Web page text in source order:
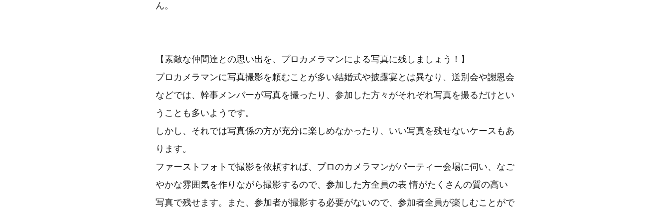
ん。
【素敵な仲間達との思い出を、プロカメラマンによる写真に残しましょう！】
プロカメラマンに写真撮影を頼むことが多い結婚式や披露宴とは異なり、送別会や謝恩会
などでは、幹事メンバーが写真を撮ったり、参加した方々がそれぞれ写真を撮るだけとい
うことも多いようです。
しかし、それでは写真係の方が充分に楽しめなかったり、いい写真を残せないケースもあ
ります。
ファーストフォトで撮影を依頼すれば、プロのカメラマンがパーティー会場に伺い、なご
やかな雰囲気を作りながら撮影するので、参加した方全員の表 情がたくさんの質の高い
写真で残せます。また、参加者が撮影する必要がないので、参加者全員が楽しむことがで